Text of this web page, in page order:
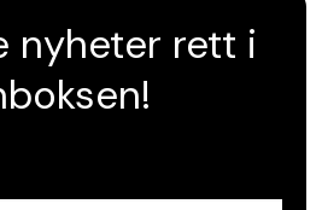
nyheter rett i